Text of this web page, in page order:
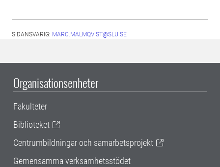
SIDANSVARIG: MARC.MALMQVIST@SLU.SE
Organisationsenheter
Fakulteter
Biblioteket
Centrumbildningar och samarbetsprojekt
Gemensamma verksamhetsstödet